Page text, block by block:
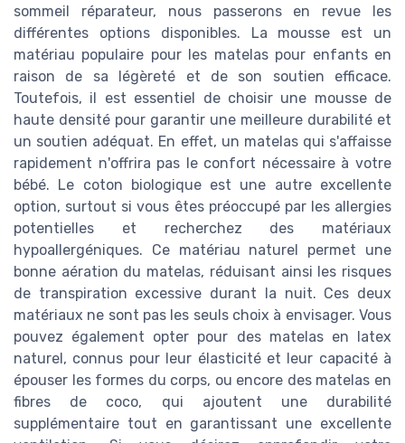
sommeil réparateur, nous passerons en revue les
différentes options disponibles. La mousse est un
matériau populaire pour les matelas pour enfants en
raison de sa légèreté et de son soutien efficace.
Toutefois, il est essentiel de choisir une mousse de
haute densité pour garantir une meilleure durabilité et
un soutien adéquat. En effet, un matelas qui s'affaisse
rapidement n'offrira pas le confort nécessaire à votre
bébé. Le coton biologique est une autre excellente
option, surtout si vous êtes préoccupé par les allergies
potentielles et recherchez des matériaux
hypoallergéniques. Ce matériau naturel permet une
bonne aération du matelas, réduisant ainsi les risques
de transpiration excessive durant la nuit. Ces deux
matériaux ne sont pas les seuls choix à envisager. Vous
pouvez également opter pour des matelas en latex
naturel, connus pour leur élasticité et leur capacité à
épouser les formes du corps, ou encore des matelas en
fibres de coco, qui ajoutent une durabilité
supplémentaire tout en garantissant une excellente